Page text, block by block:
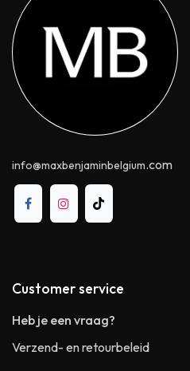
info@maxbenjaminbelgium.com
Customer service
Heb je een vraag?
Verzend- en retourbeleid